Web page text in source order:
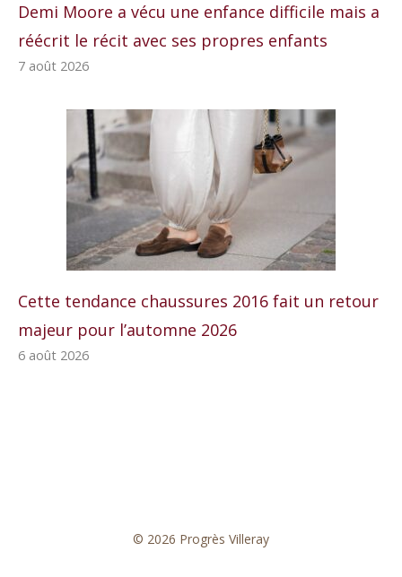
Demi Moore a vécu une enfance difficile mais a
réécrit le récit avec ses propres enfants
7 août 2026
Cette tendance chaussures 2016 fait un retour
majeur pour l’automne 2026
6 août 2026
© 2026 Progrès Villeray